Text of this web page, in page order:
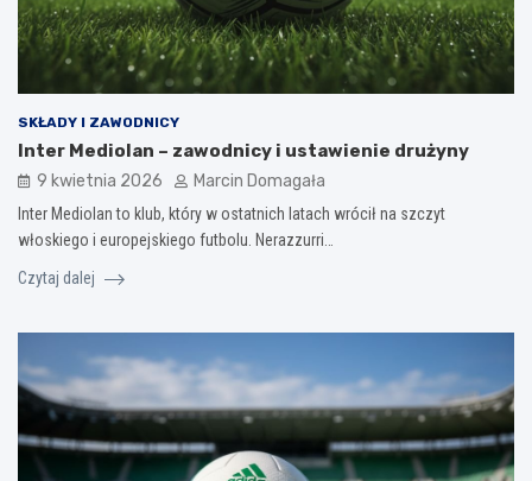
SKŁADY I ZAWODNICY
Inter Mediolan – zawodnicy i ustawienie drużyny
9 kwietnia 2026 Marcin Domagała
Inter Mediolan to klub, który w ostatnich latach wrócił na szczyt
włoskiego i europejskiego futbolu. Nerazzurri…
Czytaj dalej